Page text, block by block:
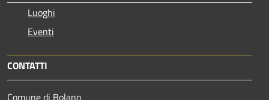
Luoghi
Eventi
CONTATTI